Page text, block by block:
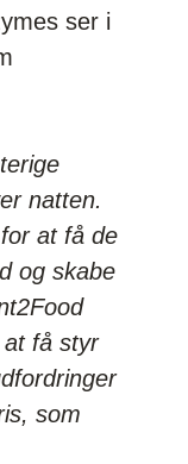
ser i
natten.
at få de
og skabe
at få styr
som